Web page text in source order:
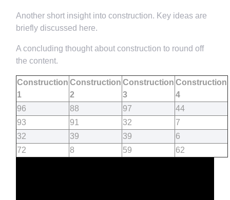
Another short insight into construction. Key ideas are
briefly discussed here.
A concluding thought about construction to round off
the content.
Construction
1
Construction
2
Construction
3
Construction
4
96
88 97
44
93
91 32
7
32
39 39
6
72
8 59 62